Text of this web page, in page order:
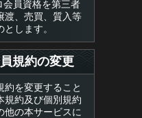
員資格を第三者
渡、売買、質入等
します。
規約の変更
約を変更すること
規約及び個別規約
他の本サービスに